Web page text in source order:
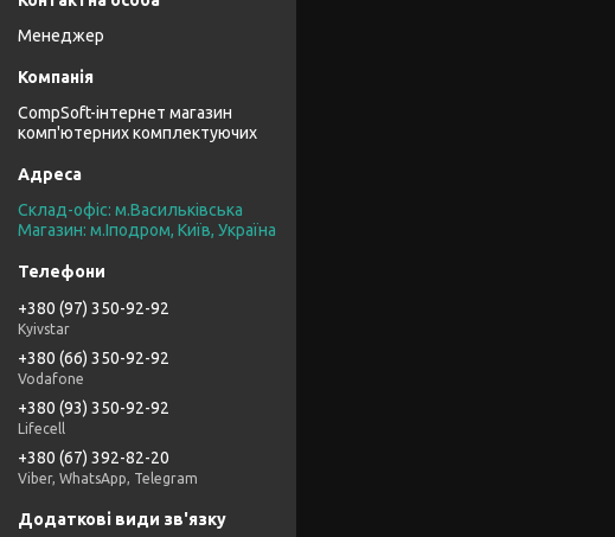
Менеджер
CompSoft-інтернет магазин
комп'ютерних комплектуючих
Склад-офіс: м.Васильківська
Магазин: м.Іподром, Київ, Україна
+380 (97) 350-92-92
Kyivstar
+380 (66) 350-92-92
Vodafone
+380 (93) 350-92-92
Lifecell
+380 (67) 392-82-20
Viber, WhatsApp, Telegram